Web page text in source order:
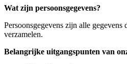
Wat zijn persoonsgegevens?
Persoonsgegevens zijn alle
verzamelen.
Belangrijke uitgangspunten van